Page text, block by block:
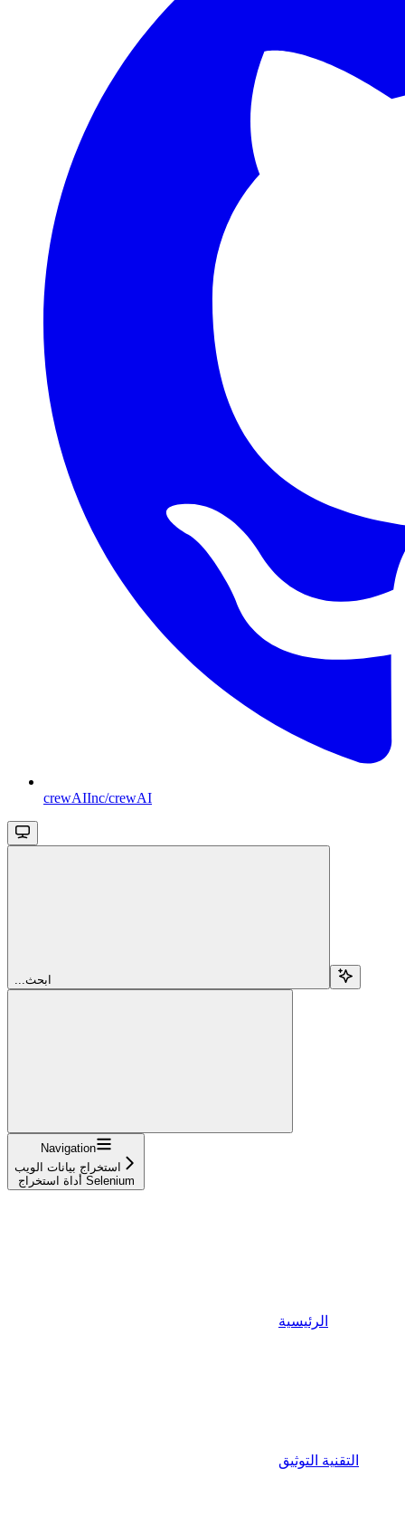
crewAIInc/crewAI
...ابحث
Navigation
استخراج بيانات الويب
أداة استخراج Selenium
الرئيسية
التقنية التوثيق